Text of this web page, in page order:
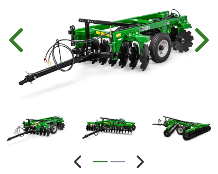
Anterior
Anterior Próximo